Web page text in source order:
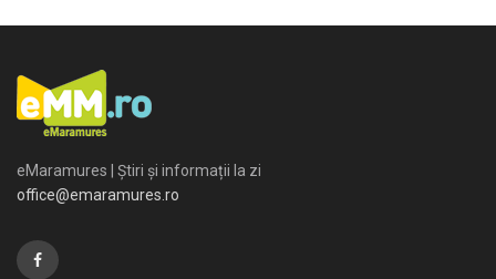
eMaramures | Știri și informații la zi
office@emaramures.ro